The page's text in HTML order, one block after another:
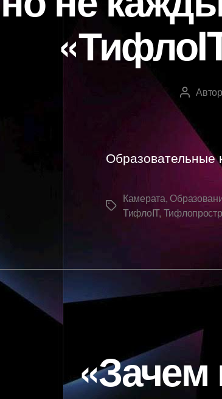
Автор
Образовательные
Метки
Камерата,
ТифлоIT,